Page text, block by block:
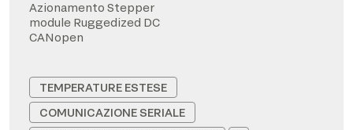
Azionamento Stepper
module Ruggedized DC
CANopen
TEMPERATURE ESTESE
COMUNICAZIONE SERIALE